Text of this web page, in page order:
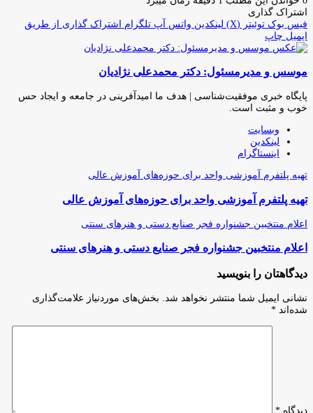
اشتراک گذاری
فیس بوک توئیتر (X) لینکدین واتس آپ تلگرام اشتراک گذاری از طریق
ایمیل چاپ
موسس و مدیرمسئول: دکتر محمدعلی نژادیان
پایگاه خبری موفقیت‌شناسی | هدف ما امیدآفرینی در جامعه و ایجاد حس
خوب و مثبت است.
وبسایت
لینکدین
اینستاگرام
تهیه پلتفرم آموزشی واحد برای حوزه‌های آموزش عالی
تهیه پلتفرم آموزشی واحد برای حوزه‌های آموزش عالی
اعلام منتخبین جشنواره فجر صنایع دستی و هنرهای سنتی
اعلام منتخبین جشنواره فجر صنایع دستی و هنرهای سنتی
دیدگاهتان را بنویسید
نشانی ایمیل شما منتشر نخواهد شد. بخش‌های موردنیاز علامت‌گذاری
شده‌اند *
دیدگاه *